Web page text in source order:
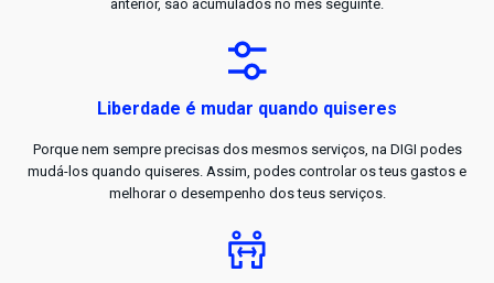
anterior, são acumulados no mês seguinte.
Liberdade é mudar quando quiseres
Porque nem sempre precisas dos mesmos serviços, na DIGI podes
mudá-los quando quiseres. Assim, podes controlar os teus gastos e
melhorar o desempenho dos teus serviços.